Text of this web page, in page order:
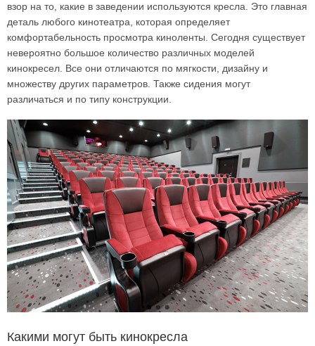
взор на то, какие в заведении используются кресла. Это главная
деталь любого кинотеатра, которая определяет
комфортабельность просмотра киноленты. Сегодня существует
невероятно большое количество различных моделей
кинокресел. Все они отличаются по мягкости, дизайну и
множеству других параметров. Также сидения могут
различаться и по типу конструкции.
Какими могут быть кинокресла